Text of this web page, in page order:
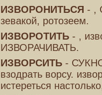
ИЗВОРОНИТЬСЯ - ,
зевакой, ротозеем.
ИЗВОРОТИТЬ- ,
ИЗВОРАЧИВАТЬ.
ИЗВОРСИТЬ- СУКНО,
взодрать ворсу.
истереться